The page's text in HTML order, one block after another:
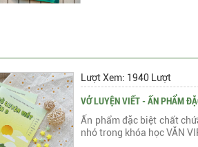
Lượt Xem: 1940 Lượt
VỞ LUYỆN VIẾT - ẤN PHẨM
Ấn phẩm đặc biệt chất
nhỏ trong khóa học VĂN